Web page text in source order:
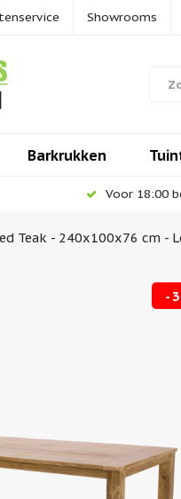
Showrooms
Barkrukken
Voor 18:00
Teak - 240x100x76 cm -
-